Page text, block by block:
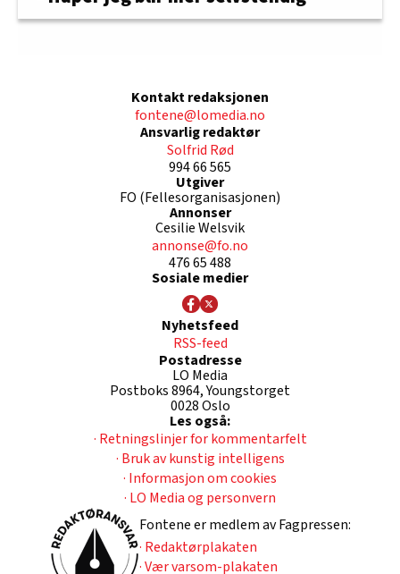
Kontakt redaksjonen
fontene@lomedia.no
Ansvarlig redaktør
Solfrid Rød
994 66 565
Utgiver
FO (Fellesorganisasjonen)
Annonser
Cesilie Welsvik
annonse@fo.no
476 65 488
Sosiale medier
Nyhetsfeed
RSS-feed
Postadresse
LO Media
Postboks 8964, Youngstorget
0028 Oslo
Les også:
· Retningslinjer for kommentarfelt
· Bruk av kunstig intelligens
· Informasjon om cookies
· LO Media og personvern
Fontene er medlem av Fagpressen:
· Redaktørplakaten
· Vær varsom-plakaten